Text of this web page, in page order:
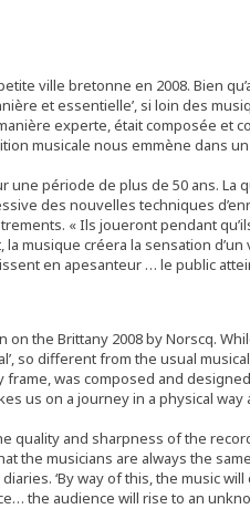
ville bretonne en 2008. Bien
et essentielle’, si loin des
experte, était composée et
musicale nous emmène dans
une période de plus de 50 ans. La
des nouvelles techniques
« Ils joueront pendant
musique créera la sensation d’un
en apesanteur … le public
on the Brittany 2008 by Norscq.
so different from the usual
was composed and
us on a journey in a physical way
quality and sharpness of the
the musicians are always the
‘By way of this, the music will
the audience will rise to an